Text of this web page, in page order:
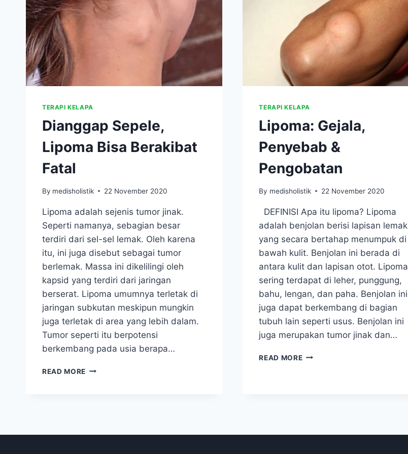
TERAPI KELAPA
Dianggap Sepele,
Lipoma Bisa Berakibat
Fatal
By medisholistik 22 November 2020
Lipoma adalah sejenis tumor jinak.
Seperti namanya, sebagian besar
terdiri dari sel-sel lemak. Oleh karena
itu, ini juga disebut sebagai tumor
berlemak. Massa ini dikelilingi oleh
kapsid yang terdiri dari jaringan
berserat. Lipoma umumnya terletak di
jaringan subkutan meskipun mungkin
juga terletak di area yang lebih dalam.
Tumor seperti itu berpotensi
berkembang pada usia berapa…
READ MORE DIANGGAP
TERAPI KELAPA
Lipoma: Gejala,
Penyebab &
Pengobatan
By medisholistik 22 November 2020
DEFINISI Apa itu lipoma? Lipoma
adalah benjolan berisi lapisan lemak
yang secara bertahap menumpuk di
bawah kulit. Benjolan ini berada di
antara kulit dan lapisan otot. Lipoma
sering terdapat di leher, punggung,
bahu, lengan, dan paha. Benjolan ini
juga dapat berkembang di bagian
tubuh lain seperti usus. Benjolan ini
juga merupakan tumor jinak dan…
READ MORELIPOMA: